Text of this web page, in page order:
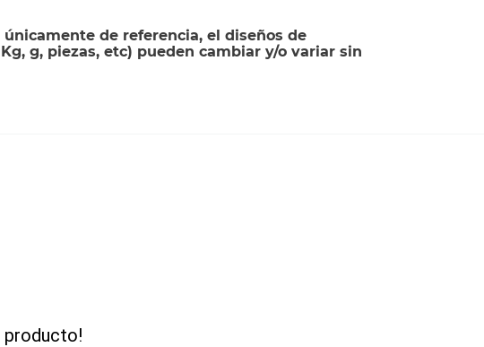
de referencia, el diseños de
g, piezas, etc) pueden cambiar y/o variar sin
producto!